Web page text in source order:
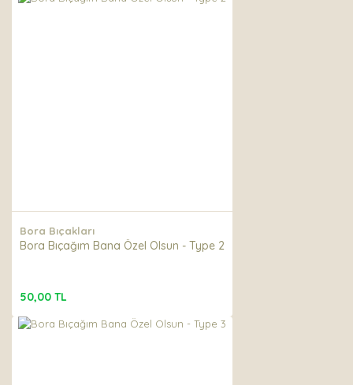
Bora Bıçakları
Bora Bıçağım Bana Özel Olsun - Type 2
50,00 TL